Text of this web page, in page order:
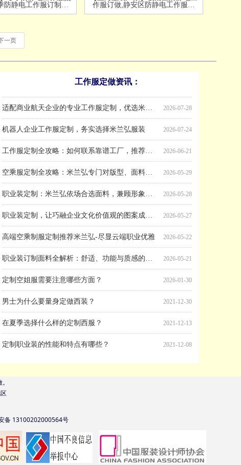
防静电工作服订制厂
家
作服订做,静安区防静电工作服定
做
一页
工作服定做资讯：
机器人企业工作服定制，务实选择米兰弘服装
高端空乘制服定制推荐米兰弘-尽显云端职业优雅
定制空姐服需要注意哪些方面？
男士为什么要量身定做西装？
在夏季选择什么样的定制西服？
定制职业装的性能和特点有哪些？
西服定制怎样才能舒服合体？
量体订制西服:方法、形式、归码、分类
高端西服定制的纯羊毛面料鉴别方法
春秋航空公司空乘工作制服特点介绍
四川航空公司及空乘工作制服介绍
备 13100202000564号